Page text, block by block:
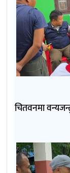
चितवनमा